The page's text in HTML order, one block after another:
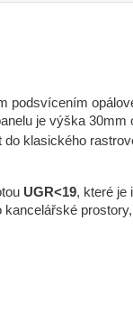
podsvícením
je výška
klasického
UGR<19, které je